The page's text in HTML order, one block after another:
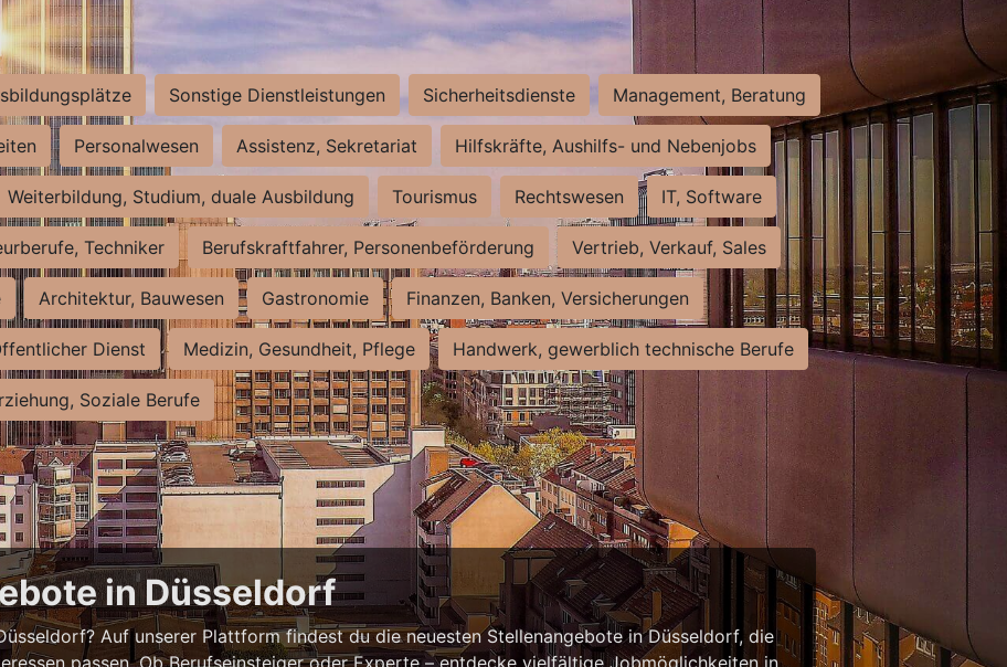
Sonstige Dienstleistungen Sicherheitsdienste Management, Beratung
Personalwesen Assistenz, Sekretariat Hilfskräfte, Aushilfs- und Nebenjobs
Weiterbildung, Studium, duale Ausbildung Tourismus Rechtswesen IT, Software
Techniker Berufskraftfahrer, Personenbeförderung Vertrieb, Verkauf, Sales
Architektur, Bauwesen Gastronomie Finanzen, Banken, Versicherungen
Dienst Medizin, Gesundheit, Pflege Handwerk, gewerblich technische Berufe
Soziale Berufe
in Düsseldorf
Auf unserer Plattform findest du die neuesten Stellenangebote in Düsseldorf, die